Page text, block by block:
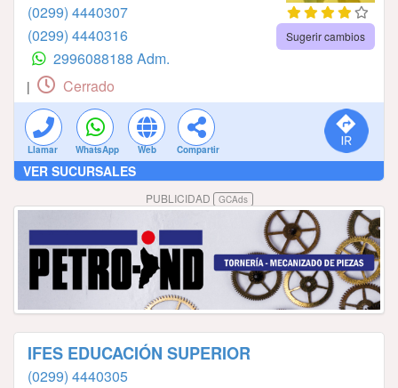
(0299) 4440307
(0299) 4440316
2996088188 Adm.
Sugerir cambios
| Cerrado
Llamar WhatsApp Web Compartir
VER SUCURSALES
PUBLICIDAD GCAds
IFES EDUCACIÓN SUPERIOR
(0299) 4440305